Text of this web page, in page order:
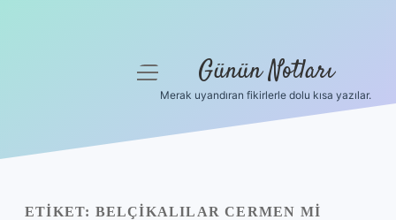
Yasal Uyarı
menüyü
Günün Notları
Merak uyandıran fikirlerle dolu kısa yazılar.
ETIKET: BELÇIKALILAR CERMEN MI